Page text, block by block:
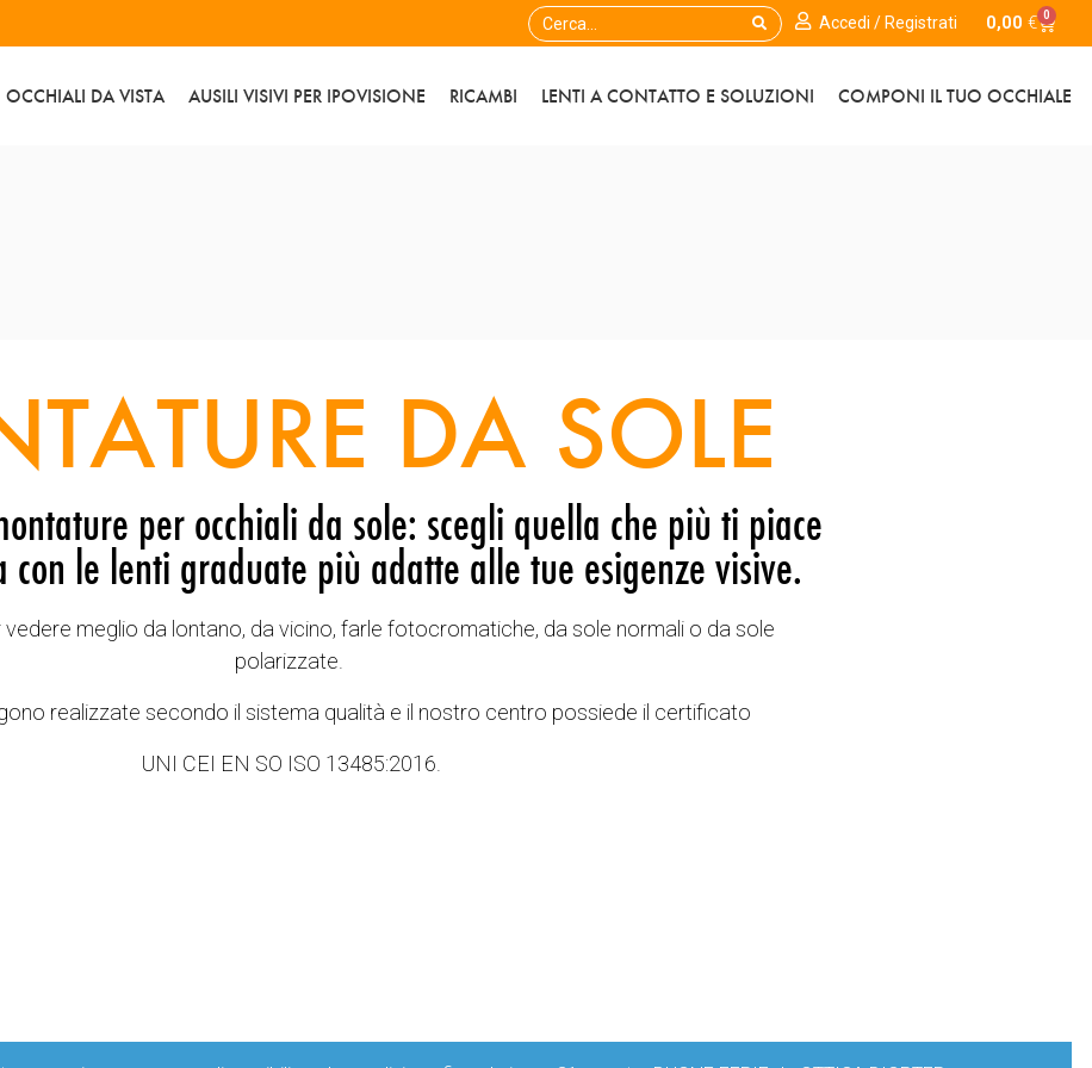
Accedi / Registrati 0,00 € 0
OCCHIALI DA VISTA AUSILI VISIVI PER IPOVISIONE RICAMBI LENTI A CONTATTO E SOLUZIONI COMPONI IL TUO OCCHIALE
DA SOLE
per occhiali da sole: scegli quella che più ti piace
con le lenti graduate più adatte alle tue esigenze visive.
meglio da lontano, da vicino, farle fotocromatiche, da sole normali o da sole
polarizzate.
realizzate secondo il sistema qualità e il nostro centro possiede il certificato
UNI CEI EN SO ISO 13485:2016.